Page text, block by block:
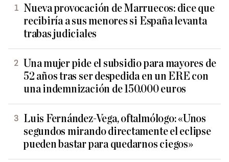
Nueva provocación de Marruecos: dice que
recibiría a sus menores si España levanta
trabas judiciales
Una mujer pide el subsidio para mayores de
52 años tras ser despedida en un ERE con
una indemnización de 150.000 euros
Luis Fernández-Vega, oftalmólogo: «Unos
segundos mirando directamente el eclipse
pueden bastar para quedarnos ciegos»